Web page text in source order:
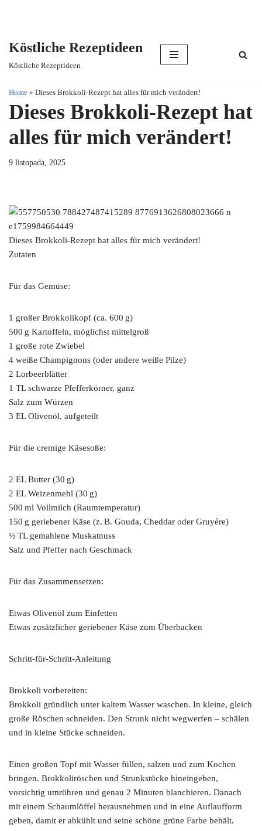
content
Köstliche Rezeptideen
Köstliche Rezeptideen
Home » Dieses Brokkoli-Rezept hat alles für mich verändert!
Dieses Brokkoli-Rezept hat
alles für mich verändert!
9 listopada, 2025
Dieses Brokkoli-Rezept hat alles für mich verändert!
Zutaten
Für das Gemüse:
1 großer Brokkolikopf (ca. 600 g)
500 g Kartoffeln, möglichst mittelgroß
1 große rote Zwiebel
4 weiße Champignons (oder andere weiße Pilze)
2 Lorbeerblätter
1 TL schwarze Pfefferkörner, ganz
Salz zum Würzen
3 EL Olivenöl, aufgeteilt
Für die cremige Käsesoße:
2 EL Butter (30 g)
2 EL Weizenmehl (30 g)
500 ml Vollmilch (Raumtemperatur)
150 g geriebener Käse (z. B. Gouda, Cheddar oder Gruyère)
½ TL gemahlene Muskatnuss
Salz und Pfeffer nach Geschmack
Für das Zusammensetzen:
Etwas Olivenöl zum Einfetten
Etwas zusätzlicher geriebener Käse zum Überbacken
Schritt-für-Schritt-Anleitung
Brokkoli vorbereiten:
Brokkoli gründlich unter kaltem Wasser waschen. In kleine, gleich
große Röschen schneiden. Den Strunk nicht wegwerfen – schälen
und in kleine Stücke schneiden.
Einen großen Topf mit Wasser füllen, salzen und zum Kochen
bringen. Brokkoliröschen und Strunkstücke hineingeben,
vorsichtig umrühren und genau 2 Minuten blanchieren. Danach
mit einem Schaumlöffel herausnehmen und in eine Auflaufform
geben, damit er abkühlt und seine schöne grüne Farbe behält.